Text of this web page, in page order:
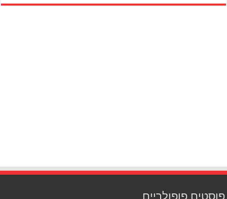
פוסטים פופולריים